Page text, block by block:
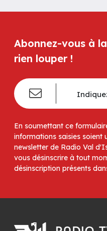
Abonnez-vous à
rien louper !
En soumettant ce
informations saisies soient
newsletter de Radio Val
vous désinscrire à tout
désinscription présents